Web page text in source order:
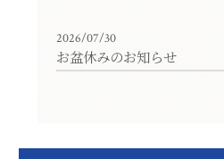
2026/07/30
お盆休みのお知らせ